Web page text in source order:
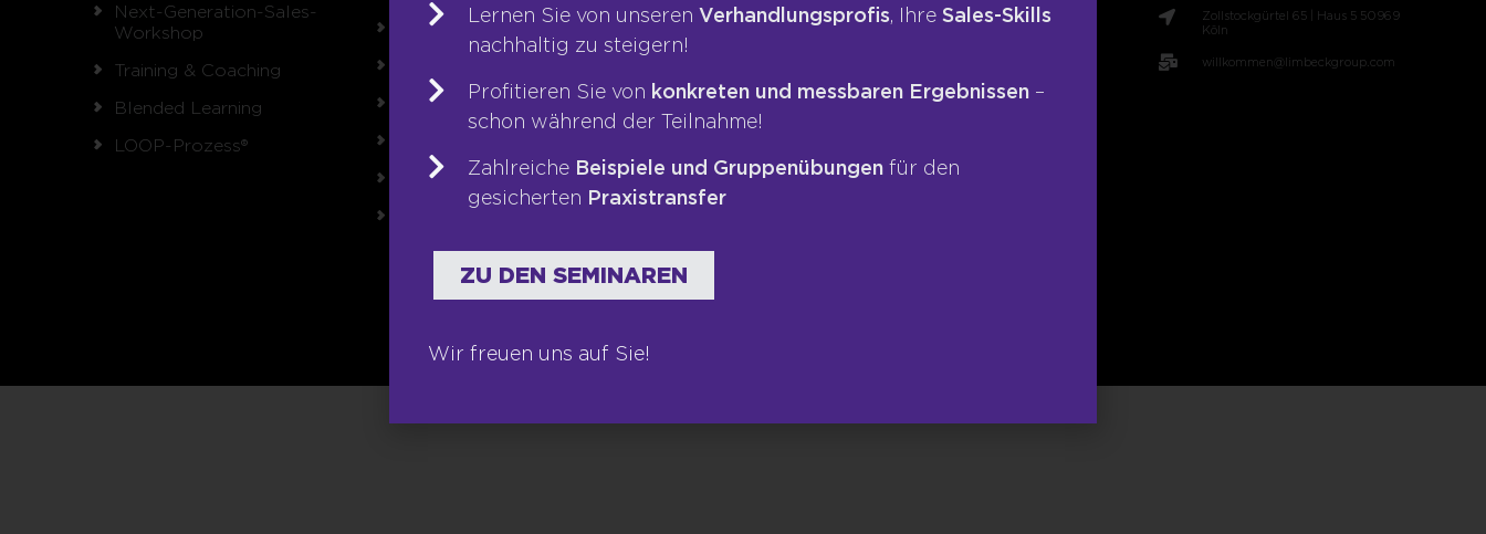
Next-Generation-Sales-
Workshop
Training & Coaching
Blended Learning
LOOP-Prozess®
Auszeichnungen
Karriere
Seminare
AGB
Newsletter
Podcast
Zollstockgürtel 65 | Haus 5 50969
Köln
willkommen@limbeckgroup.com
Lernen Sie von unserenVerhandlungsprofis, IhreSales-Skills
nachhaltig zu steigern!
Profitieren Sie von konkreten und messbaren Ergebnissen –
schon während der Teilnahme!
Zahlreiche Beispiele und Gruppenübungen für den
gesicherten Praxistransfer
ZU DEN SEMINAREN
Wir freuen uns auf Sie!